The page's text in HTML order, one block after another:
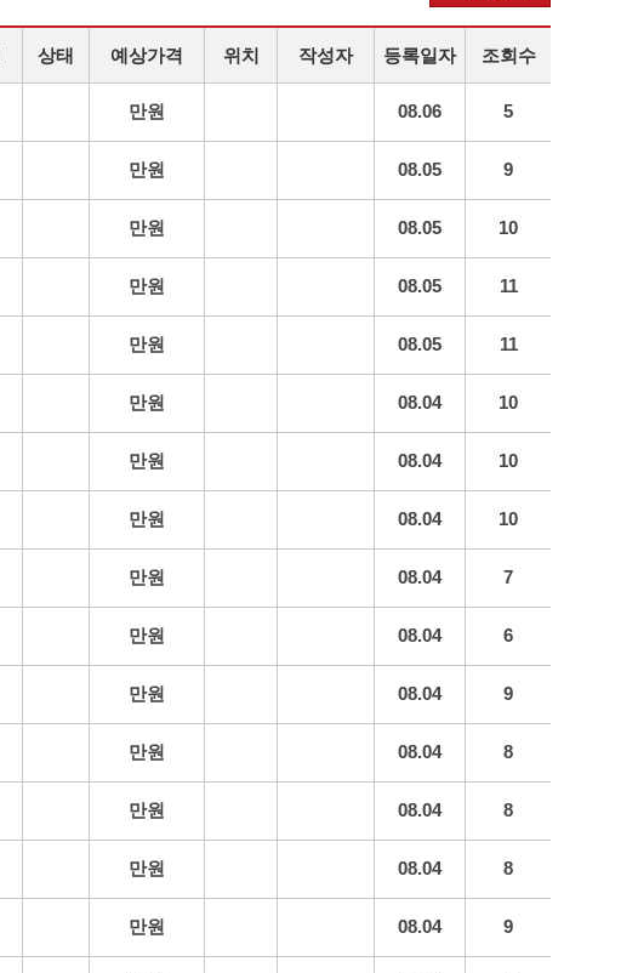
상태 예상가격 위치 작성자 등록일자 조회수
만원 08.06 5
만원 08.05 9
만원 08.05 10
만원 08.05 11
만원 08.05 11
만원 08.04 10
만원 08.04 10
만원 08.04 10
만원 08.04 7
만원 08.04 6
만원 08.04 9
만원 08.04 8
만원 08.04 8
만원 08.04 8
만원 08.04 9